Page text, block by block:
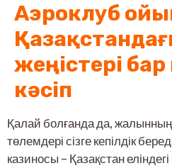
Аэроклуб ойын
жеңістері
кәсіп
Қалай болғанда да, жалынның
төлемдері сізге кепілдік
казиносы – Қазақстан